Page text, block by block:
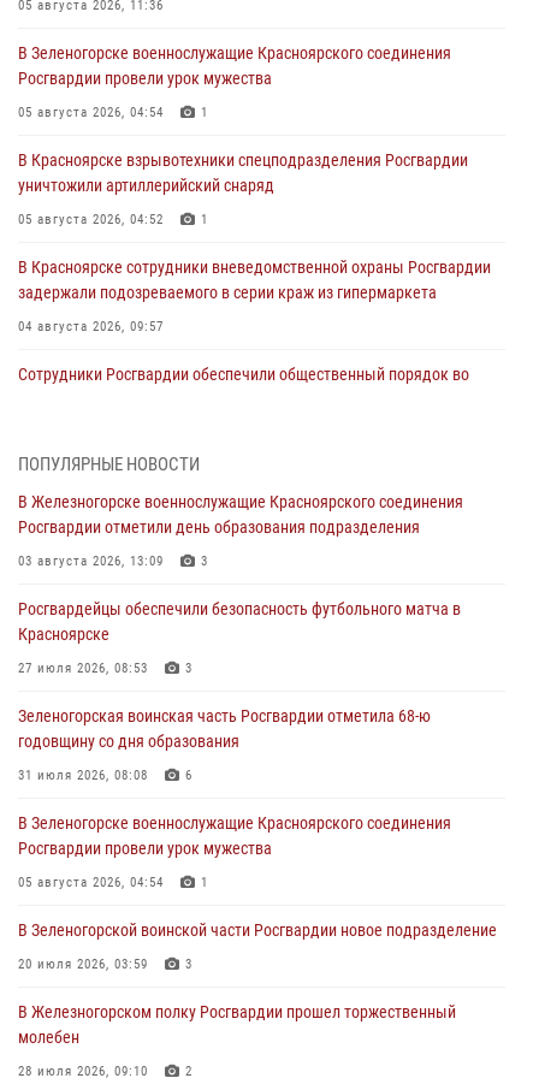
05 августа 2026, 11:36
В Зеленогорске военнослужащие Красноярского соединения
Росгвардии провели урок мужества
05 августа 2026, 04:54 1
В Красноярске взрывотехники спецподразделения Росгвардии
уничтожили артиллерийский снаряд
05 августа 2026, 04:52 1
В Красноярске сотрудники вневедомственной охраны Росгвардии
задержали подозреваемого в серии краж из гипермаркета
04 августа 2026, 09:57
Сотрудники Росгвардии обеспечили общественный порядок во
в серии краж из супермаркета
04 августа 2026, 06:50
познакомили отдыхающих детей с тонкостями РХБ защиты
03 августа 2026, 13:12
Росгвардии отметили день образования подразделения
03 августа 2026, 13:09
годовщину со дня образования
31 июля 2026, 08:08
ПОПУЛЯРНЫЕ НОВОСТИ
В Железногорске военнослужащие Красноярского соединения
Росгвардии отметили день образования подразделения
03 августа 2026, 13:09 3
Росгвардейцы обеспечили безопасность футбольного матча в
Красноярске
27 июля 2026, 08:53 3
Зеленогорская воинская часть Росгвардии отметила 68-ю
годовщину со дня образования
31 июля 2026, 08:08 6
В Зеленогорске военнослужащие Красноярского соединения
Росгвардии провели урок мужества
05 августа 2026, 04:54 1
В Зеленогорской воинской части Росгвардии новое подразделение
20 июля 2026, 03:59 3
В Железногорском полку Росгвардии прошел торжественный
молебен
28 июля 2026, 09:10 2